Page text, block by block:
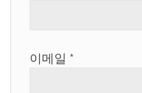
이메일 *